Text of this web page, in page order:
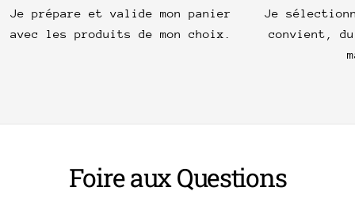
Je prépare et valide mon panier
avec les produits de mon choix.
Je
convient,
Foire aux Questions